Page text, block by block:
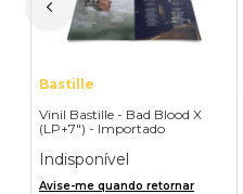
Bastille
Vinil Bastille - Bad Blood X
(LP+7") - Importado
Indisponível
Avise-me quando retornar